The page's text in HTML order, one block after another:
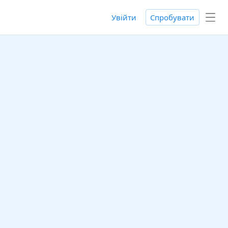
Увійти Спробувати